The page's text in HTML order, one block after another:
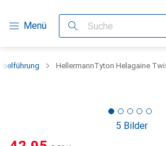
Navigation nach Kategorien
Menü Suche
HellermannTyton Helagaine
5 Bilder